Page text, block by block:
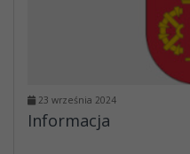
23 września 2024
Informacja